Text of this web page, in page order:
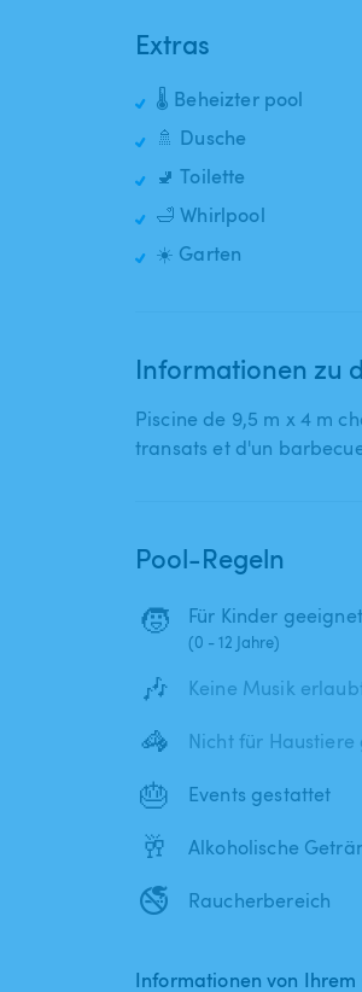
Extras
🌡️ Beheizter pool
🚿 Dusche
🚽 Toilette
🛁 Whirlpool
☀️ Garten
Informationen zu
Piscine de 9​,​5 m x 4 m
transats et d'un
Pool-Regeln
🧒 Für Kinder geeignet
(0 - 12 Jahre)
🎶 Keine Musik
🦓 Nicht für
🎂 Events gestattet
🥂 Alkoholische
🚭 Raucherbereich
Informationen von